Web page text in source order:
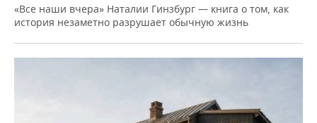
«Все наши вчера» Наталии Гинзбург — книга о том, как
история незаметно разрушает обычную жизнь